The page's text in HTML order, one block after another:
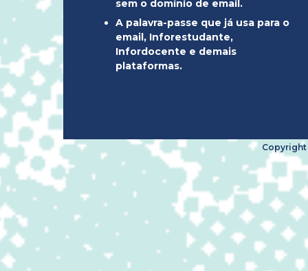
sem o domínio de email.
A palavra-passe que já usa para o
email, Inforestudante,
Infordocente e demais
plataformas.
Copyright